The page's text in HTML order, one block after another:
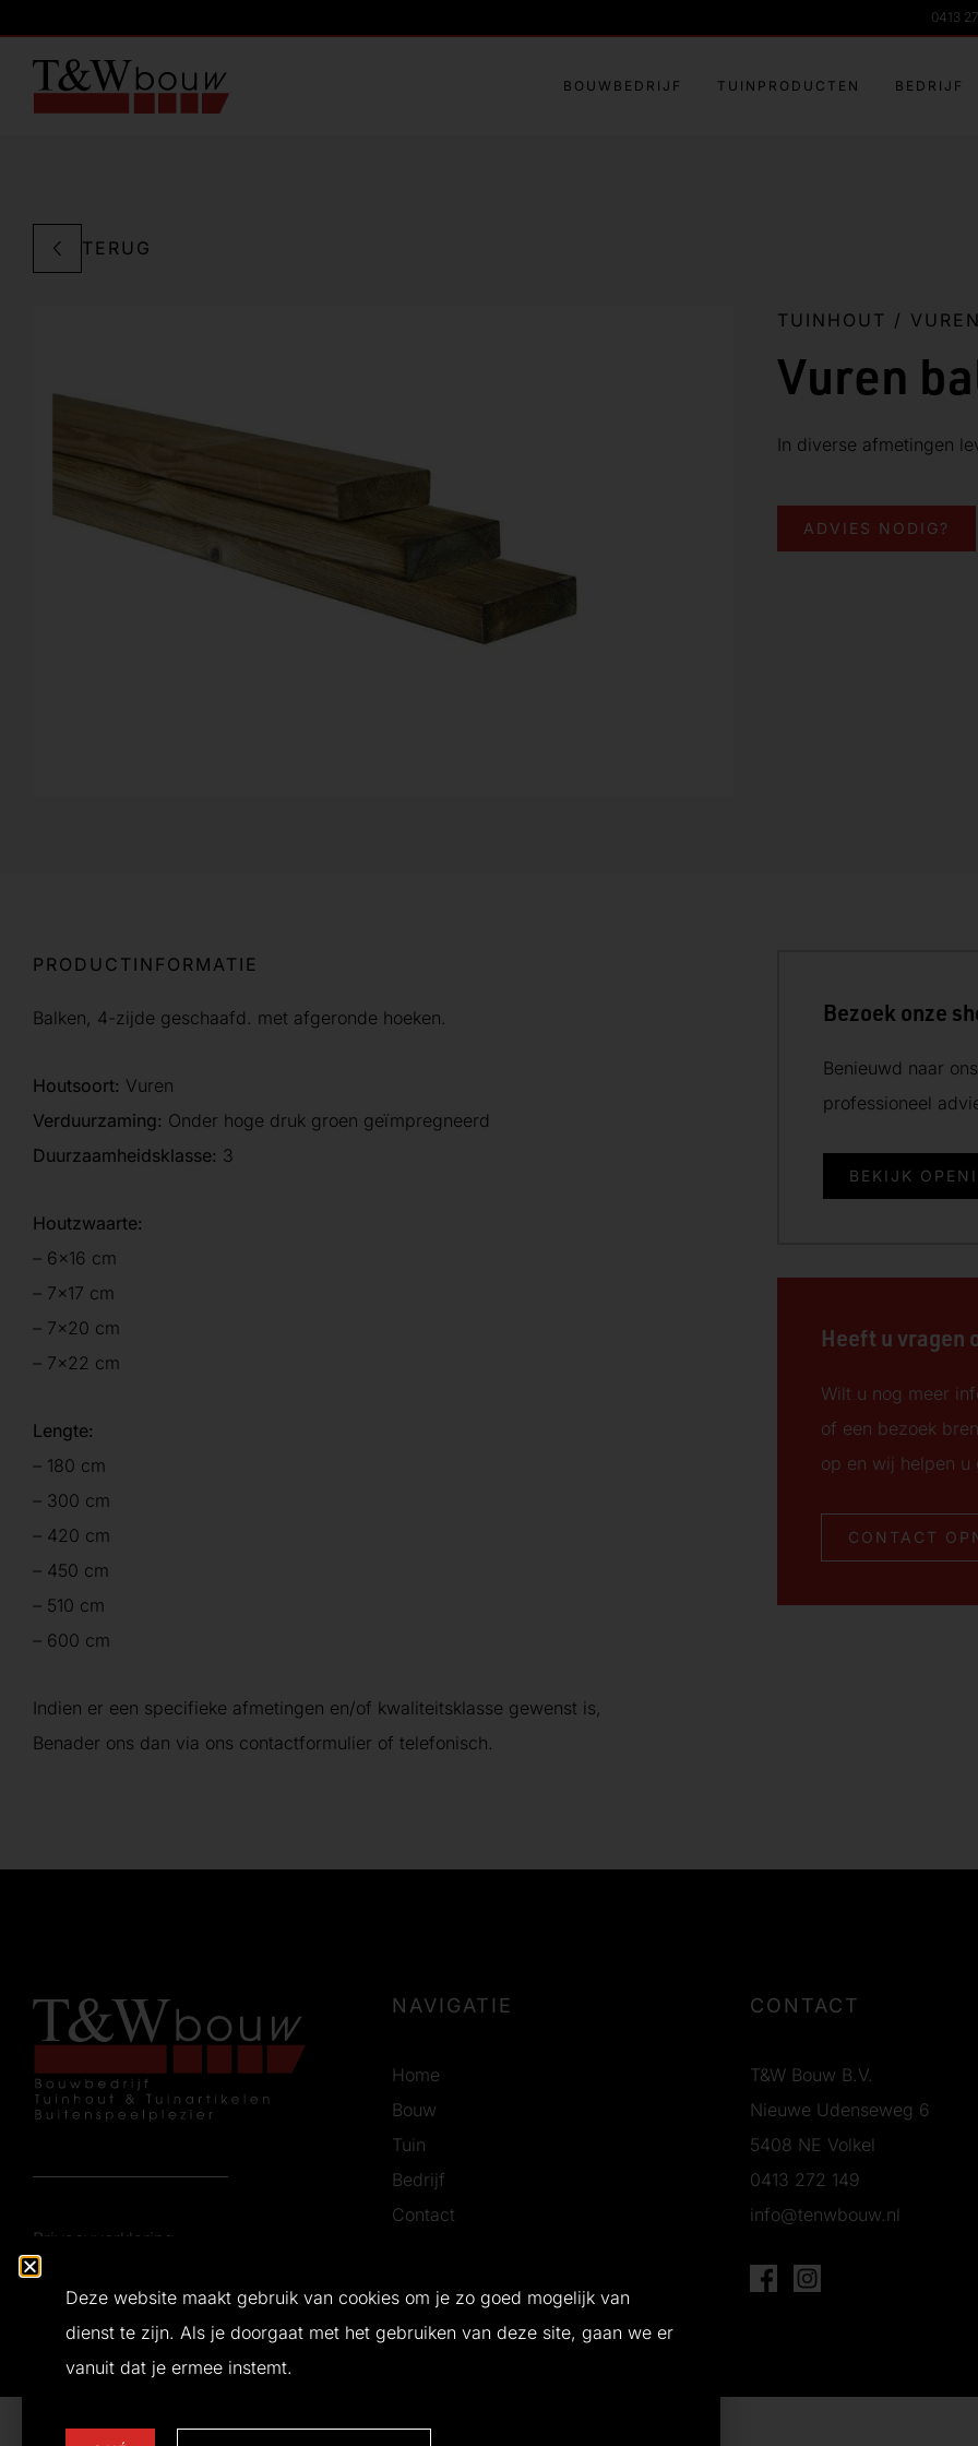
0413
BOUWBEDRIJF TUINPRODUCTEN BEDRIJF
TERUG
TUINHOUT /
Vuren
In diverse afmetingen
ADVIES NODIG?
PRODUCTINFORMATIE
Balken, 4-zijde geschaafd. met afgeronde hoeken.
Houtsoort: Vuren
Verduurzaming: Onder hoge druk groen geïmpregneerd
Duurzaamheidsklasse: 3
Houtzwaarte:
– 6×16 cm
– 7×17 cm
– 7×20 cm
– 7×22 cm
Lengte:
– 180 cm
– 300 cm
– 420 cm
– 450 cm
– 510 cm
– 600 cm
Indien er een specifieke afmetingen en/of kwaliteitsklasse gewenst is,
Benader ons dan via ons contactformulier of telefonisch.
Bezoek onze
Benieuwd naar
professioneel
BEKIJK
Heeft u vragen
Wilt u nog meer
of een bezoek
op en wij helpen u
CONTACT
Privacyverklaring
NAVIGATIE
Home
Bouw
Tuin
Bedrijf
Contact
CONTACT
T&W Bouw B.V.
Nieuwe Udenseweg 6
5408 NE Volkel
0413 272 149
info@tenwbouw.nl
Deze website maakt gebruik van cookies om je zo goed mogelijk van
dienst te zijn. Als je doorgaat met het gebruiken van deze site, gaan we er
vanuit dat je ermee instemt.